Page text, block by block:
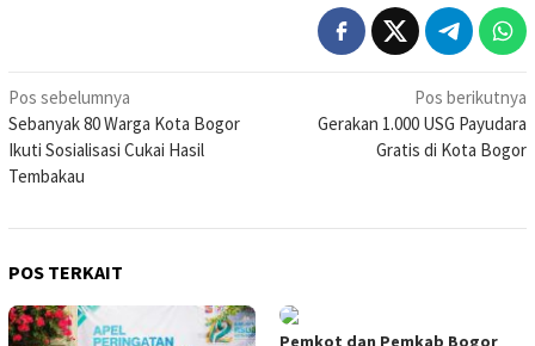
Navigasi
pos
Pos sebelumnya
Sebanyak 80 Warga Kota Bogor
Ikuti Sosialisasi Cukai Hasil
Tembakau
Pos berikutnya
Gerakan 1.000 USG Payudara
Gratis di Kota Bogor
POS TERKAIT
Pemkot dan Pemkab Bogor